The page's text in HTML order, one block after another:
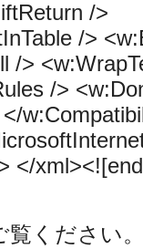
/>
/>
/>
/>
</
覧ください